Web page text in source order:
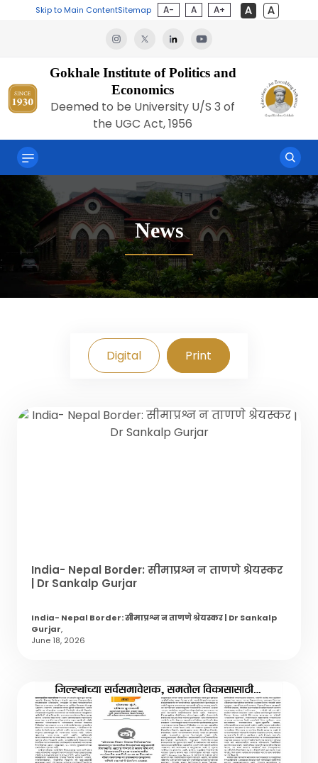
Skip to Main ContentSitemap A- A A+
Gokhale Institute of Politics and
Economics
Deemed to be University U/S 3 of
the UGC Act, 1956
News
Digital Print
India- Nepal Border: सीमाप्रश्न न ताणणे श्रेयस्कर
| Dr Sankalp Gurjar
India- Nepal Border: सीमाप्रश्न न ताणणे श्रेयस्कर | Dr Sankalp
Gurjar,
June 18, 2026